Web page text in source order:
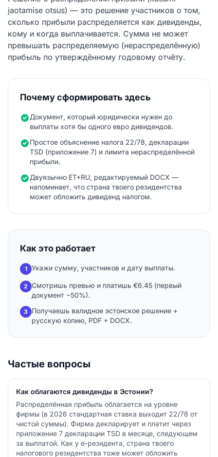
jaotamise otsus) — это решение участников о том,
сколько прибыли распределяется как дивиденды,
кому и когда выплачивается. Сумма не может
превышать распределяемую (нераспределённую)
прибыль по утверждённому годовому отчёту.
Почему сформировать здесь
Документ, который юридически нужен до
выплаты хотя бы одного евро дивидендов.
Простое объяснение налога 22/78, декларации
TSD (приложение 7) и лимита нераспределённой
прибыли.
Двуязычно ET+RU, редактируемый DOCX —
напоминает, что страна твоего резидентства
может обложить дивиденд налогом.
Как это работает
1 Укажи сумму, участников и дату выплаты.
2 Смотришь превью и платишь €6.45 (первый
документ −50%).
3 Получаешь валидное эстонское решение +
русскую копию, PDF + DOCX.
Частые вопросы
Как облагаются дивиденды в Эстонии?
Распределённая прибыль облагается на уровне
фирмы (в 2026 стандартная ставка выходит 22/78 от
чистой суммы). Фирма декларирует и платит через
приложение 7 декларации TSD в месяце, следующем
за выплатой. Как у e-резидента, страна твоего
налогового резидентства тоже может обложить